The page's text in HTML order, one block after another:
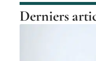
Derniers